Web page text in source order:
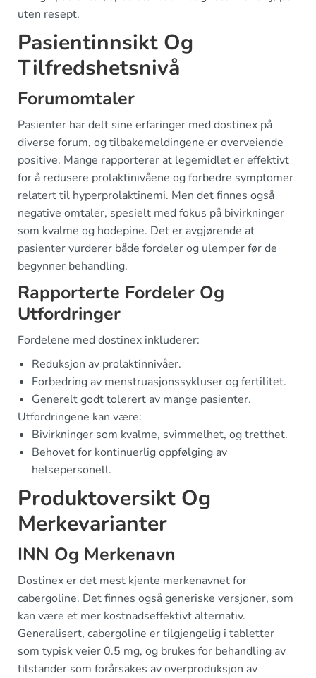
uten resept.
Pasientinnsikt Og
Tilfredshetsnivå
Forumomtaler
Pasienter har delt sine erfaringer med dostinex på
diverse forum, og tilbakemeldingene er overveiende
positive. Mange rapporterer at legemidlet er effektivt
for å redusere prolaktinivåene og forbedre symptomer
relatert til hyperprolaktinemi. Men det finnes også
negative omtaler, spesielt med fokus på bivirkninger
som kvalme og hodepine. Det er avgjørende at
pasienter vurderer både fordeler og ulemper før de
begynner behandling.
Rapporterte Fordeler Og
Utfordringer
Fordelene med dostinex inkluderer:
Reduksjon av prolaktinnivåer.
Forbedring av menstruasjonssykluser og fertilitet.
Generelt godt tolerert av mange pasienter.
Utfordringene kan være:
Bivirkninger som kvalme, svimmelhet, og tretthet.
Behovet for kontinuerlig oppfølging av
helsepersonell.
Produktoversikt Og
Merkevarianter
INN Og Merkenavn
Dostinex er det mest kjente merkenavnet for
cabergoline. Det finnes også generiske versjoner, som
kan være et mer kostnadseffektivt alternativ.
Generalisert, cabergoline er tilgjengelig i tabletter
som typisk veier 0.5 mg, og brukes for behandling av
tilstander som forårsakes av overproduksjon av